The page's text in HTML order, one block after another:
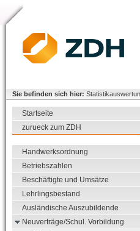
Sie befinden sich hier:
Startseite
zurueck zum ZDH
Handwerksordnung
Betriebszahlen
Beschäftigte und Umsätze
Lehrlingsbestand
Ausländische Auszubildende
Neuverträge/Schul. Vorbildung